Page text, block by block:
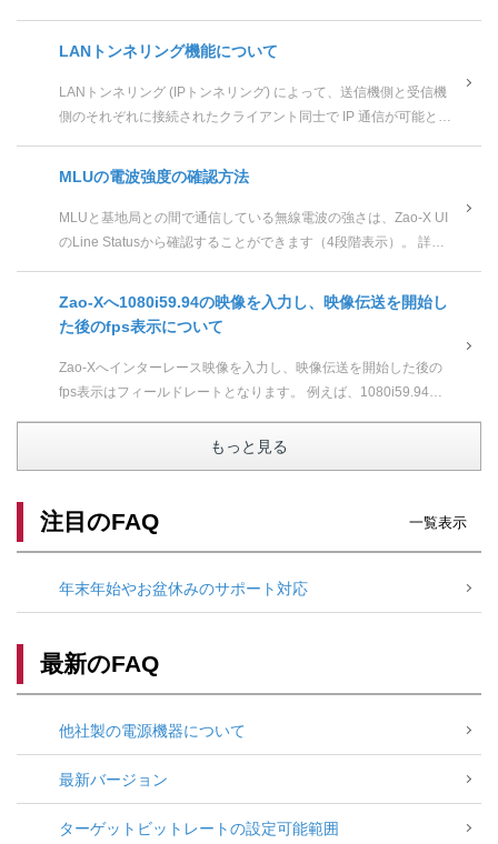
LANトンネリング機能について
LANトンネリング (IPトンネリング) によって、送信機側と受信機
側のそれぞれに接続されたクライアント同士で IP 通信が可能とな
MLUの電波強度の確認方法
MLUと基地局との間で通信している無線電波の強さは、Zao-X UI
のLine Statusから確認することができます（4段階表示）。 詳細
Zao-Xへ1080i59.94の映像を入力し、映像伝送を開始し
た後のfps表示について
Zao-Xへインターレース映像を入力し、映像伝送を開始した後の
fps表示はフィールドレートとなります。 例えば、1080i59.94の
もっと見る
注目のFAQ 一覧表示
年末年始やお盆休みのサポート対応
最新のFAQ
他社製の電源機器について
最新バージョン
ターゲットビットレートの設定可能範囲